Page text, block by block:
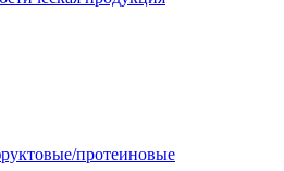
протеиновые